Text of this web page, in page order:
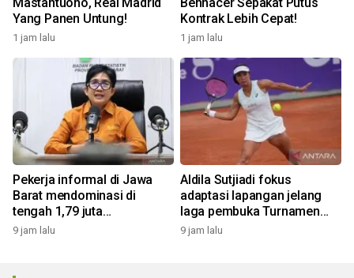
Yang Panen Untung!
1 jam lalu
Kontrak Lebih Cepat!
1 jam lalu
Pekerja informal di Jawa
Barat mendominasi di
tengah 1,79 juta
pengangguran
9 jam lalu
Aldila Sutjiadi fokus
adaptasi lapangan jelang
laga pembuka Turnamen
WTA 1000
9 jam lalu